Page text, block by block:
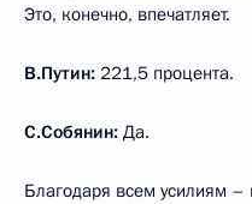
Это, конечно, впечатляет.
В.Путин: 221,5 процента.
С.Собянин: Да.
Благодаря всем усилиям –